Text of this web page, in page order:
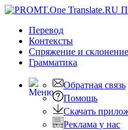
Перевод
Контексты
Спряжение и склонение
Грамматика
Обратная связь
Помощь
Скачать
Реклама у нас